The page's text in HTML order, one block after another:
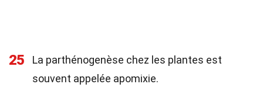
25
La parthénogenèse chez les plantes est
souvent appelée apomixie.